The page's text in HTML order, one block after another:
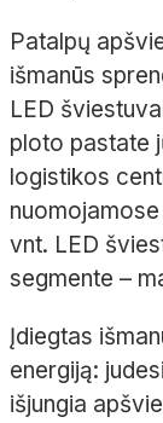
Patalpų
išmanūs
LED
ploto pastate
logistikos
vnt. LED
segmente –
Įdiegtas
energiją:
išjungia